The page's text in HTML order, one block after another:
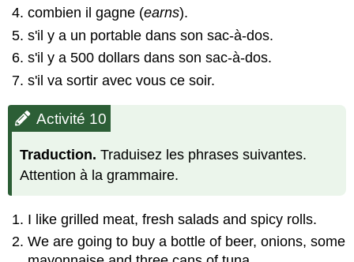
combien il gagne (earns).
s'il y a un portable dans son sac-à-dos.
s'il y a 500 dollars dans son sac-à-dos.
s'il va sortir avec vous ce soir.
Activité 10
Traduction. Traduisez les phrases suivantes.
Attention à la grammaire.
I like grilled meat, fresh salads and spicy rolls.
We are going to buy a bottle of beer, onions, some